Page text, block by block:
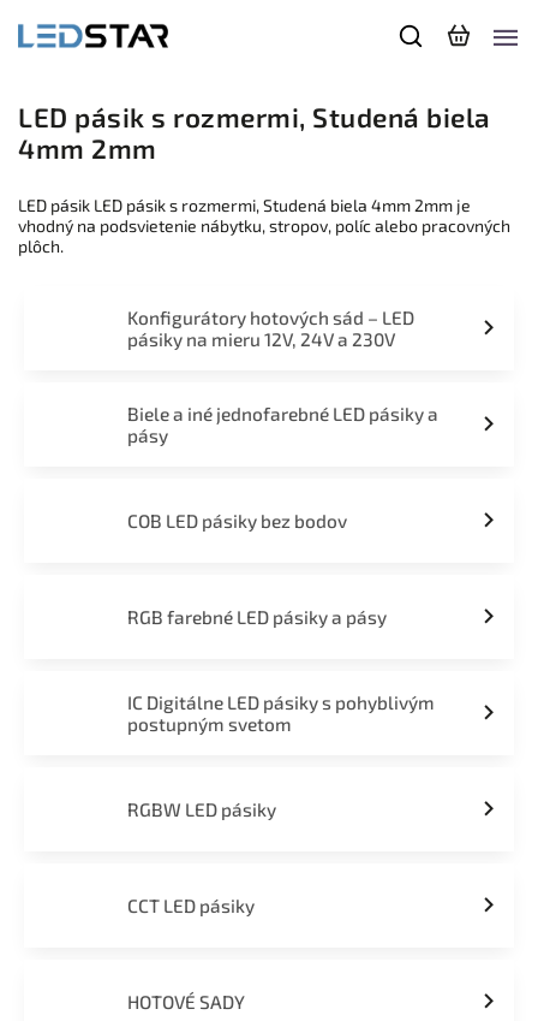
LED pásik s rozmermi, Studená biela
4mm 2mm
LED pásik LED pásik s rozmermi, Studená biela 4mm 2mm je
vhodný na podsvietenie nábytku, stropov, políc alebo pracovných
plôch.
Konfigurátory hotových sád – LED
pásiky na mieru 12V, 24V a 230V
Biele a iné jednofarebné LED pásiky a
pásy
COB LED pásiky bez bodov
RGB farebné LED pásiky a pásy
IC Digitálne LED pásiky s pohyblivým
postupným svetom
RGBW LED pásiky
CCT LED pásiky
HOTOVÉ SADY